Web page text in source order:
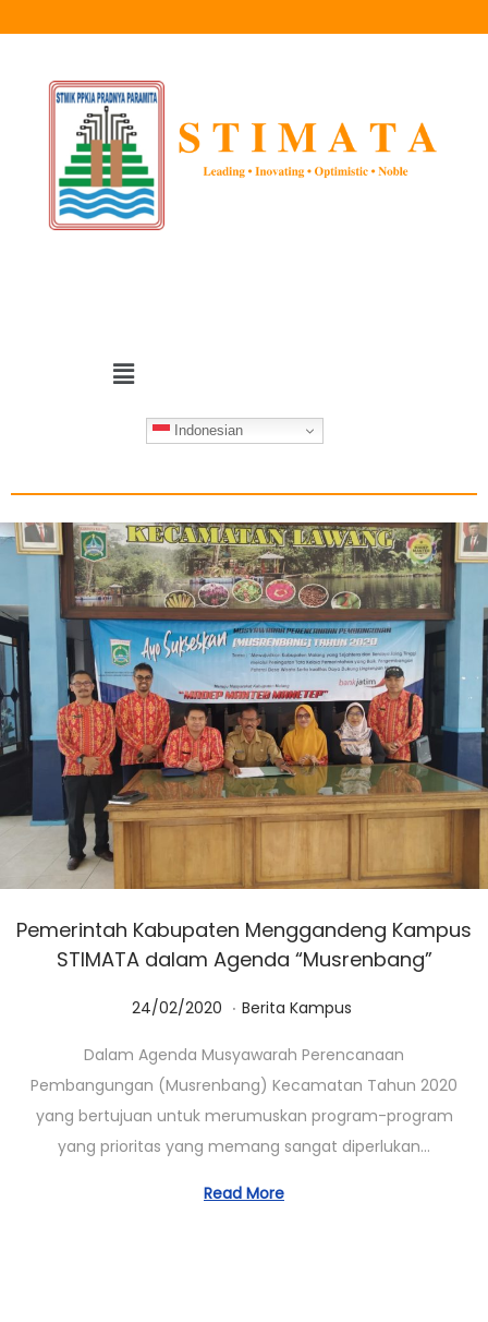
Indonesian
Pemerintah Kabupaten Menggandeng Kampus
STIMATA dalam Agenda “Musrenbang”
Posted on
24/02/2020 0
/
0
3
/
2
. Posted in
Berita Kampus
Dalam Agenda Musyawarah Perencanaan
Pembangungan (Musrenbang) Kecamatan Tahun 2020
yang bertujuan untuk merumuskan program-program
yang prioritas yang memang sangat diperlukan…
Read More